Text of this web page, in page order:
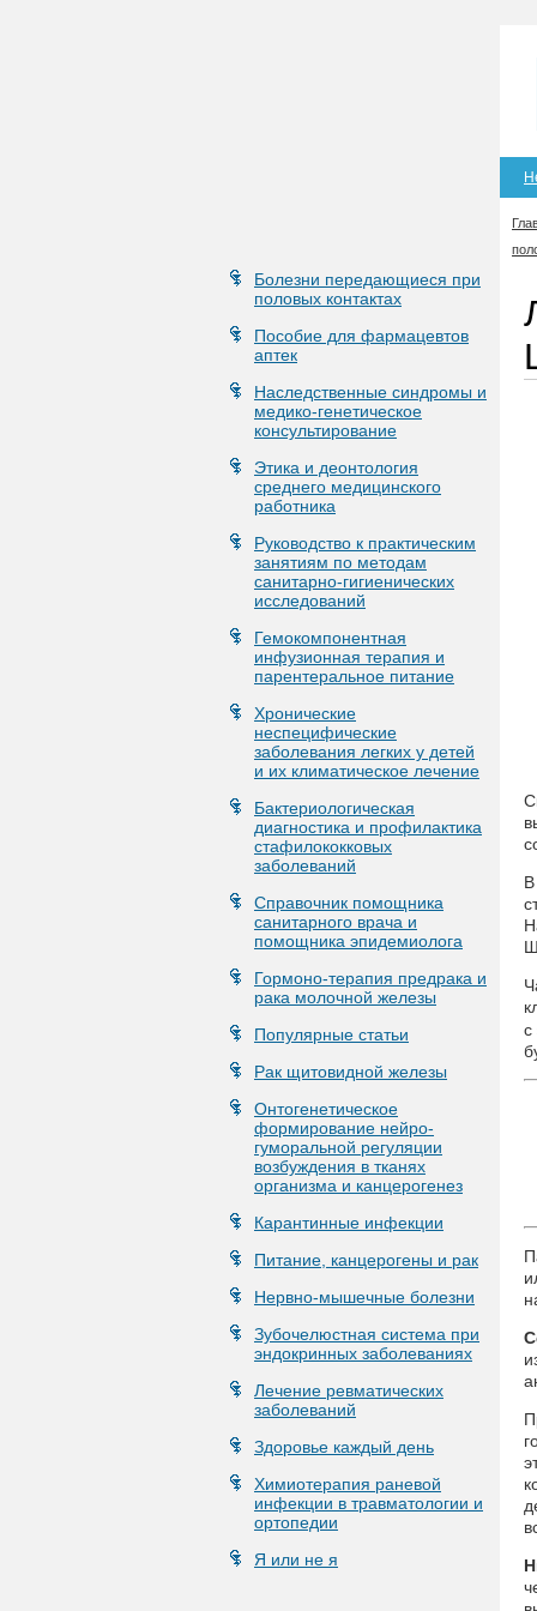
Болезни передающиеся при
половых контактах
Пособие для фармацевтов
аптек
Наследственные синдромы и
медико-генетическое
консультирование
Этика и деонтология
среднего медицинского
работника
Руководство к практическим
занятиям по методам
санитарно-гигиенических
исследований
Гемокомпонентная
инфузионная терапия и
парентеральное питание
Хронические
неспецифические
заболевания легких у детей
и их климатическое лечение
Бактериологическая
диагностика и профилактика
стафилококковых
заболеваний
Справочник помощника
санитарного врача и
помощника эпидемиолога
Гормоно-терапия предрака и
рака молочной железы
Популярные статьи
Рак щитовидной железы
Онтогенетическое
формирование нейро-
гуморальной регуляции
возбуждения в тканях
организма и канцерогенез
Карантинные инфекции
Питание, канцерогены и рак
Нервно-мышечные болезни
Зубочелюстная система при
эндокринных заболеваниях
Лечение ревматических
заболеваний
Здоровье каждый день
Химиотерапия раневой
инфекции в травматологии и
ортопедии
Я или не я
с